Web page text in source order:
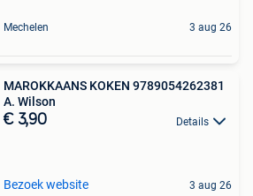
Mechelen 3 aug 26
MAROKKAANS KOKEN 9789054262381
A. Wilson
€ 3,90 Details
Bezoek website 3 aug 26